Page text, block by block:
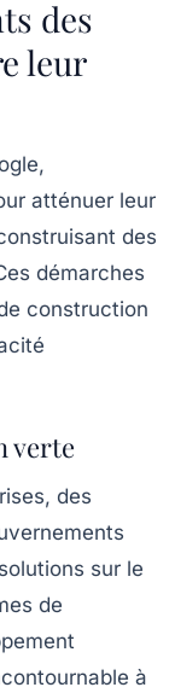
des
leur
atténuer leur
des
démarches
construction
verte
des
sur le
de
à